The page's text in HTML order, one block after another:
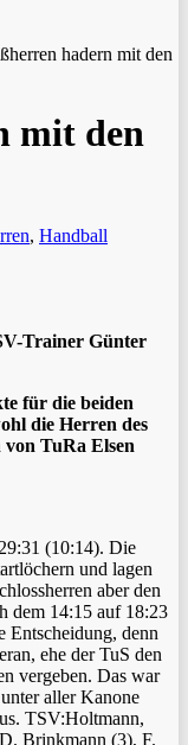
hadern mit den
mit den
, Handball
Trainer Günter
für die beiden
die Herren des
von TuRa Elsen
(10:14). Die
und lagen
aber den
dem 14:15 auf 18:23
Entscheidung, denn
ehe der TuS den
vergeben. Das war
aller Kanone
TSV:Holtmann,
Brinkmann (3), F.